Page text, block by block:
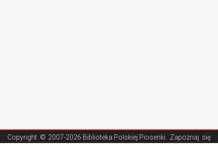
Copyright © 2007-2026 Biblioteka Polskiej Piosenki . Zapoznaj się